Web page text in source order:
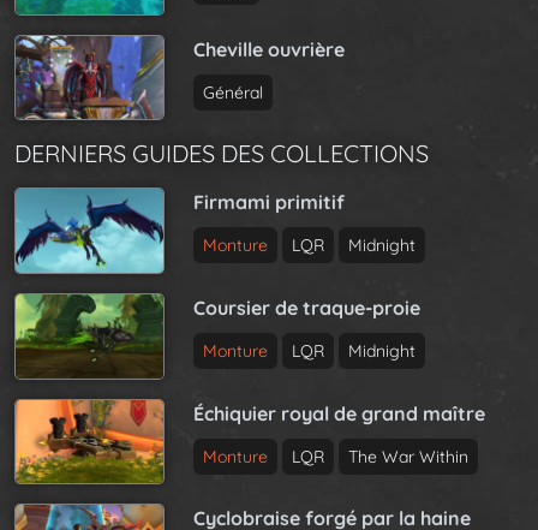
Cheville ouvrière
Général
DERNIERS GUIDES DES COLLECTIONS
Firmami primitif
Monture LQR Midnight
Coursier de traque-proie
Monture LQR Midnight
Échiquier royal de grand maître
Monture LQR The War Within
Cyclobraise forgé par la haine